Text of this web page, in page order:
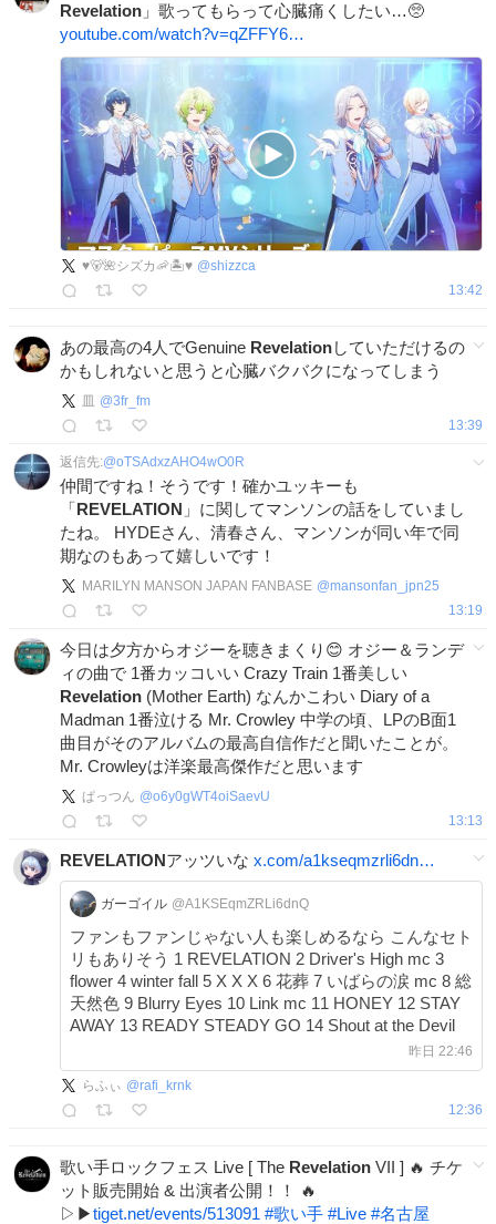
Revelation 」歌ってもらって心臓痛くしたい…🥺
youtube.com/watch?v=qZFFY6…
♥️🐻🌺シズカ🦐🏝️♥️ @shizzca
13:42
あの最高の4人でGenuine Revelationしていただけるの
かもしれないと思うと心臓バクバクになってしまう
皿 @3fr_fm
13:39
返信先:@oTSAdxzAHO4wO0R
仲間ですね！そうです！確かユッキーも
「REVELATION 」に関してマンソンの話をしていまし
たね。 HYDEさん、清春さん、マンソンが同い年で同
期なのもあって嬉しいです！
MARILYN MANSON JAPAN FANBASE @mansonfan_jpn25
13:19
今日は夕方からオジーを聴きまくり😊 オジー＆ランデ
ィの曲で 1番カッコいい Crazy Train 1番美しい
Revelation (Mother Earth) なんかこわい Diary of a
Madman 1番泣ける Mr. Crowley 中学の頃、LPのB面1
曲目がそのアルバムの最高自信作だと聞いたことが。
Mr. Crowleyは洋楽最高傑作だと思います
ぱっつん @o6y0gWT4oiSaevU
13:13
REVELATIONアッツいな x.com/a1kseqmzrli6dn…
ガーゴイル @A1KSEqmZRLi6dnQ
ファンもファンじゃない人も楽しめるなら こんなセト
リもありそう 1 REVELATION 2 Driver's High mc 3
flower 4 winter fall 5 X X X 6 花葬 7 いばらの涙 mc 8 総
天然色 9 Blurry Eyes 10 Link mc 11 HONEY 12 STAY
AWAY 13 READY STEADY GO 14 Shout at the Devil
昨日 22:46
らふぃ @rafi_krnk
12:36
歌い手ロックフェス Live [ The Revelation VII ] 🔥 チケ
ット販売開始 & 出演者公開！！ 🔥
▷▶tiget.net/events/513091 #歌い手 #Live #名古屋